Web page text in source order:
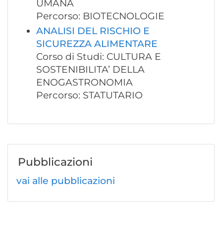
UMANA
Percorso: BIOTECNOLOGIE
ANALISI DEL RISCHIO E
SICUREZZA ALIMENTARE
Corso di Studi: CULTURA E
SOSTENIBILITA’ DELLA
ENOGASTRONOMIA
Percorso: STATUTARIO
Pubblicazioni
vai alle pubblicazioni